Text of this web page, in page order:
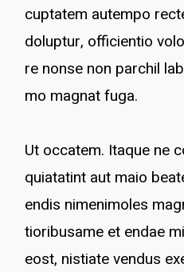
cuptatem autempo
doluptur, officientio
re nonse non parchil
mo magnat fuga.
Ut occatem. Itaque ne
quiatatint aut maio
endis nimenimoles
tioribusame et endae
eost, nistiate vendus